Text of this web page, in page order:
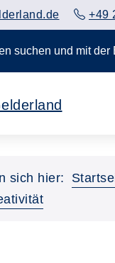
+49
und mit
sich hier: